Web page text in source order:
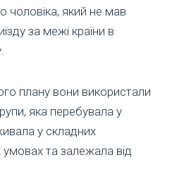
чоловіка, який не мав
за межі країни в
плану вони використали
яка перебувала у
у складних
та залежала від